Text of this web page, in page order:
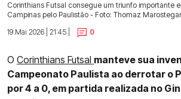
Corinthians Futsal consegue um triunfo importante
Campinas pelo Paulistão - Foto: Thomaz
19 Mai 2026 | 21:45 |
0
O Corinthians Futsal manteve sua
Campeonato Paulista ao derrotar o
por 4 a 0, em partida realizada no